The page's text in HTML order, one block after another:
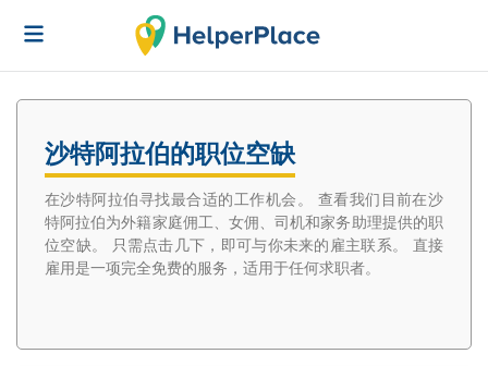
沙特阿拉伯的职位空缺
在沙特阿拉伯寻找最合适的工作机会。 查看我们目前在沙
特阿拉伯为外籍家庭佣工、女佣、司机和家务助理提供的职
位空缺。 只需点击几下，即可与你未来的雇主联系。 直接
雇用是一项完全免费的服务，适用于任何求职者。